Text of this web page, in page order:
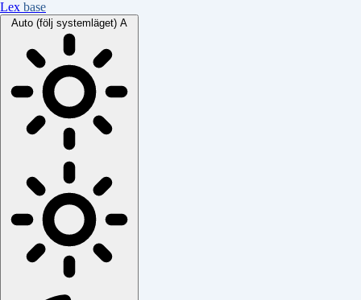
Lex base
Auto (följ systemläget) A